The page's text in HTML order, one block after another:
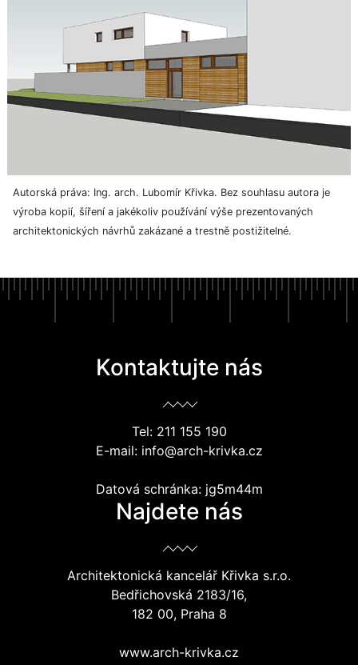
Autorská práva: Ing. arch. Lubomír Křivka. Bez souhlasu autora je
výroba kopií, šíření a jakékoliv používání výše prezentovaných
architektonických návrhů zakázané a trestně postižitelné.
Kontaktujte nás
Tel: 211 155 190
E-mail: info@arch-krivka.cz
Datová schránka: jg5m44m
Najdete nás
Architektonická kancelář Křivka s.r.o.
Bedřichovská 2183/16,
182 00, Praha 8
www.arch-krivka.cz